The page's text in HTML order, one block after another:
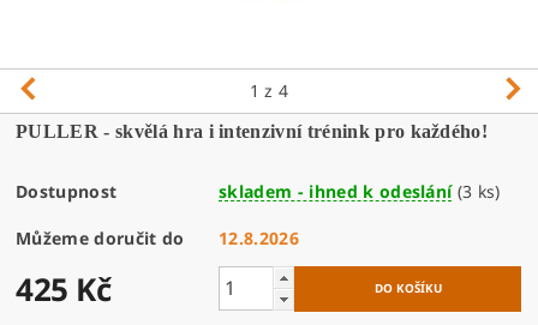
1 z 4
PULLER - skvělá hra i intenzivní trénink pro každého!
Dostupnost skladem - ihned k odeslání (3 ks)
Můžeme doručit do 12.8.2026
425 Kč